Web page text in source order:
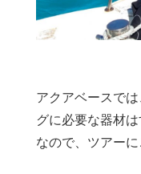
アクアベースで
グに必要な器材は
なので、ツアー